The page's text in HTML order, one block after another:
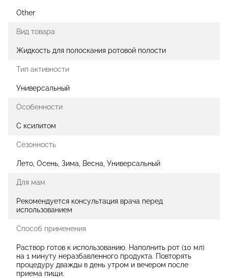
Other
Вид товара
Жидкость для полоскания ротовой полости
Тип активности
Универсальный
Особенности
С ксилитом
Сезонность
Лето, Осень, Зима, Весна, Универсальный
Для мам
Рекомендуется консультация врача перед
использованием
Способ применения
Раствор готов к использованию. Наполнить рот (10 мл)
на 1 минуту неразбавленного продукта. Повторять
процедуру дважды в день утром и вечером после
приема пищи.